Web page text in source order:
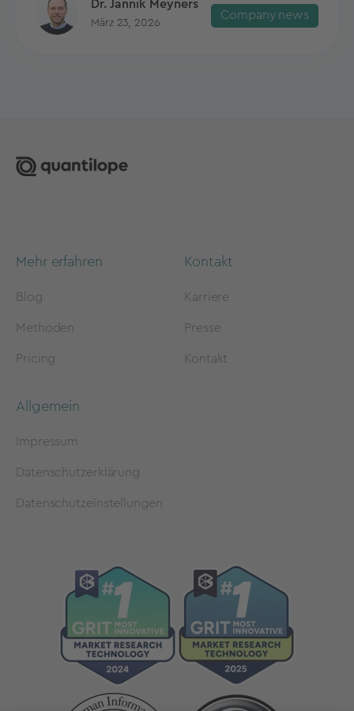
Dr. Jannik Meyners
März 23, 2026
Company news
Mehr erfahren
Blog
Methoden
Pricing
Kontakt
Karriere
Presse
Kontakt
Allgemein
Impressum
Datenschutzerklärung
Datenschutzeinstellungen